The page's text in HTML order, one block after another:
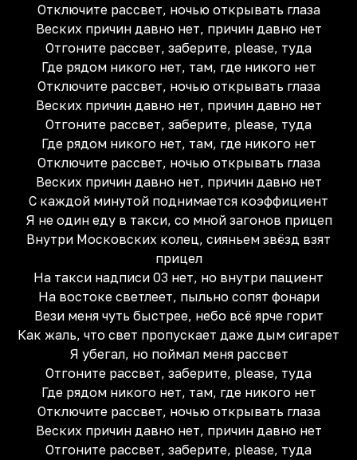
Отключите рассвет, ночью открывать глаза
Веских причин давно нет, причин давно нет
Отгоните рассвет, заберите, please, туда
Где рядом никого нет, там, где никого нет
Отключите рассвет, ночью открывать глаза
Веских причин давно нет, причин давно нет
Отгоните рассвет, заберите, please, туда
Где рядом никого нет, там, где никого нет
Отключите рассвет, ночью открывать глаза
Веских причин давно нет, причин давно нет
С каждой минутой поднимается коэффициент
Я не один еду в такси, со мной загонов прицеп
Внутри Московских колец, сияньем звёзд взят
прицел
На такси надписи 03 нет, но внутри пациент
На востоке светлеет, пыльно сопят фонари
Вези меня чуть быстрее, небо всё ярче горит
Как жаль, что свет пропускает даже дым сигарет
Я убегал, но поймал меня рассвет
Отгоните рассвет, заберите, please, туда
Где рядом никого нет, там, где никого нет
Отключите рассвет, ночью открывать глаза
Веских причин давно нет, причин давно нет
Отгоните рассвет, заберите, please, туда